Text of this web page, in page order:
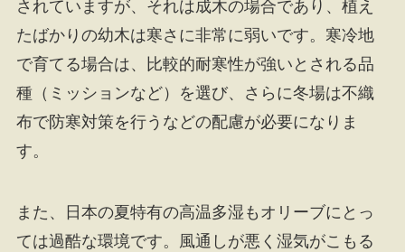
されていますが、それは成木の場合であり、植え
たばかりの幼木は寒さに非常に弱いです。寒冷地
で育てる場合は、比較的耐寒性が強いとされる品
種（ミッションなど）を選び、さらに冬場は不織
布で防寒対策を行うなどの配慮が必要になりま
す。
また、日本の夏特有の高温多湿もオリーブにとっ
ては過酷な環境です。風通しが悪く湿気がこもる